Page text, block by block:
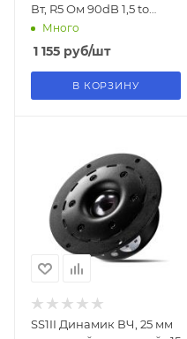
Вт, R5 Ом 90dB 1,5 to
20KHZ
Много
1 155 руб/шт
В КОРЗИНУ
SS1II Динамик ВЧ, 25 мм